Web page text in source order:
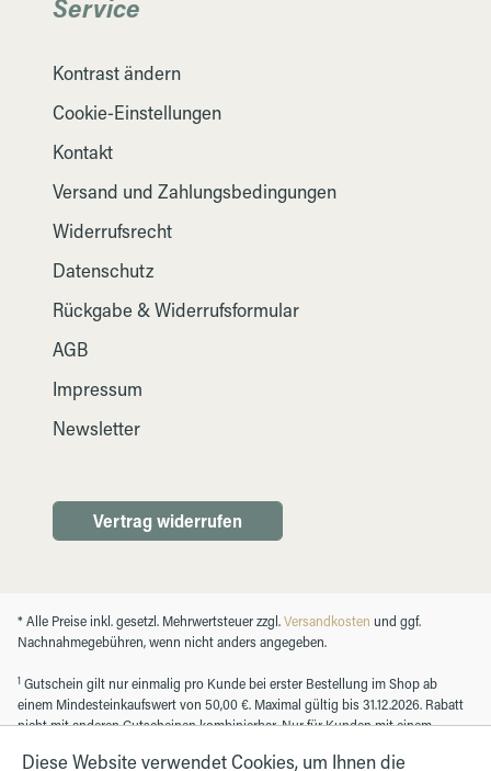
Service
Kontrast ändern
Cookie-Einstellungen
Kontakt
Versand und Zahlungsbedingungen
Widerrufsrecht
Datenschutz
Rückgabe & Widerrufsformular
AGB
Impressum
Newsletter
Vertrag widerrufen
* Alle Preise inkl. gesetzl. Mehrwertsteuer zzgl.Versandkosten und ggf.
Nachnahmegebühren, wenn nicht anders angegeben.
1 Gutschein gilt nur einmalig pro Kunde bei erster Bestellung im Shop ab
einem Mindesteinkaufswert von 50,00 €. Maximal gültig bis 31.12.2026. Rabatt
nicht mit anderen Gutscheinen kombinierbar. Nur für Kunden mit einem
Diese Website verwendet Cookies, um Ihnen die